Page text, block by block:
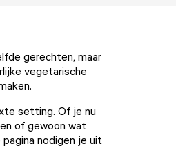
gerechten, maar
vegetarische
setting. Of je nu
of gewoon wat
nodigen je uit